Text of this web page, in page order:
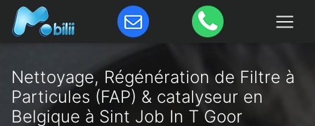
Nettoyage, Régénération de Filtre à
Particules (FAP) & catalyseur en
Belgique à Sint Job In T Goor